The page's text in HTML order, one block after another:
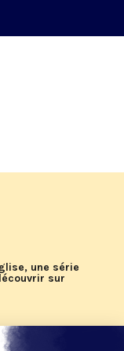
une série
sur
2026 de KTO